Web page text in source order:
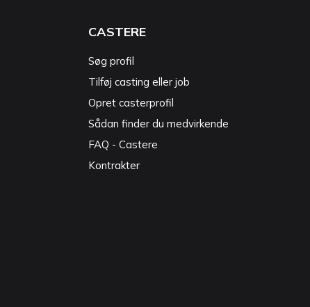
CASTERE
Søg profil
Tilføj casting eller job
Opret casterprofil
Sådan finder du medvirkende
FAQ - Castere
Kontrakter